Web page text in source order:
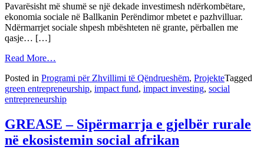
Pavarësisht më shumë se një dekade investimesh ndërkombëtare,
ekonomia sociale në Ballkanin Perëndimor mbetet e pazhvilluar.
Ndërmarrjet sociale shpesh mbështeten në grante, përballen me
qasje… […]
Read More…
Posted in Programi për Zhvillimi të Qëndrueshëm, ProjekteTagged
green entrepreneurship, impact fund, impact investing, social
entrepreneurship
GREASE – Sipërmarrja e gjelbër rurale
në ekosistemin social afrikan